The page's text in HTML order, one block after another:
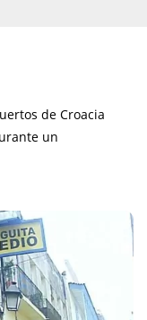
de Croacia
un